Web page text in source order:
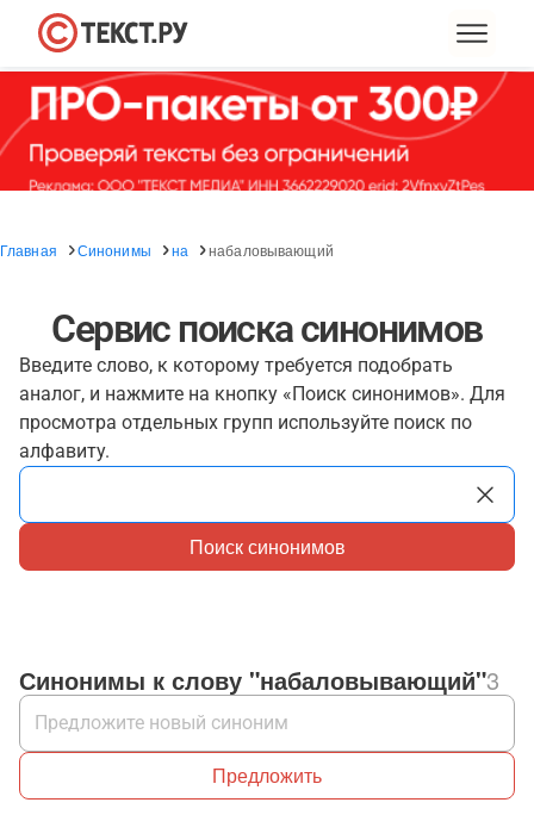
Главная Синонимы на набаловывающий
Сервис поиска синонимов
Введите слово, к которому требуется подобрать
аналог, и нажмите на кнопку «Поиск синонимов». Для
просмотра отдельных групп используйте поиск по
алфавиту.
Поиск синонимов
Синонимы к слову "набаловывающий"3
Предложить